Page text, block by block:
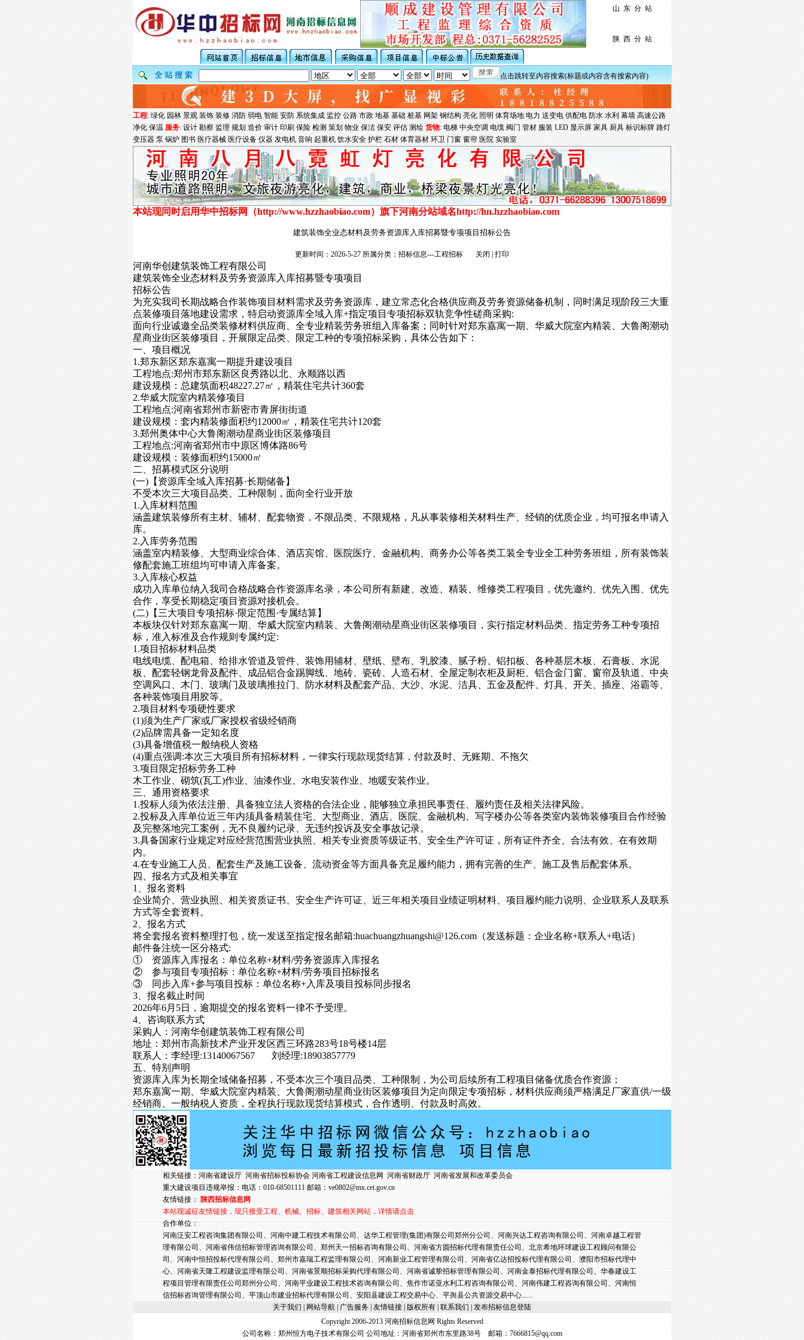
山 东 分 站
陕 西 分 站
点击跳转至内容搜索(标题或内容含有搜索内容)
工程:绿化 园林 景观 装饰 装修 消防 弱电 智能 安防 系统集成 监控 公路 市政 地基 基础 桩基 网架 钢结构 亮化 照明 体育场地 电力 送变电 供配电 防水 水利 幕墙 高速公路
净化 保温 服务:设计 勘察 监理 规划 造价 审计 印刷 保险 检测 策划 物业 保洁 保安 评估 测绘 货物:电梯 中央空调 电缆 阀门 管材 服装 LED 显示屏 家具 厨具 标识标牌 路灯
变压器 泵 锅炉 图书 医疗器械 医疗设备 仪器 发电机 音响 起重机 饮水安全 护栏 石材 体育器材 环卫 门窗 窗帘 医院 实验室
本站现同时启用华中招标网（http://www.hzzhaobiao.com）旗下河南分站域名http://hn.hzzhaobiao.com
建筑装饰全业态材料及劳务资源库入库招募暨专项项目招标公告
更新时间：2026-5-27 所属分类：招标信息---工程招标 关闭 打印
河南华创建筑装饰工程有限公司
建筑装饰全业态材料及劳务资源库入库招募暨专项项目
招标公告
为充实我司长期战略合作装饰项目材料需求及劳务资源库，建立常态化合格供应商及劳务资源储备机制，同时满足现阶段三大重
点装修项目落地建设需求，特启动资源库全域入库+指定项目专项招标双轨竞争性磋商采购:
面向行业诚邀全品类装修材料供应商、全专业精装劳务班组入库备案；同时针对郑东嘉寓一期、华威大院室内精装、大鲁阁潮动
星商业街区装修项目，开展限定品类、限定工种的专项招标采购，具体公告如下：
一、项目概况
1.郑东新区郑东嘉寓一期提升建设项目
工程地点:郑州市郑东新区良秀路以北、永顺路以西
建设规模：总建筑面积48227.27㎡，精装住宅共计360套
2.华威大院室内精装修项目
工程地点:河南省郑州市新密市青屏街街道
建设规模：套内精装修面积约12000㎡，精装住宅共计120套
3.郑州奥体中心大鲁阁潮动星商业街区装修项目
工程地点:河南省郑州市中原区博体路86号
建设规模：装修面积约15000㎡
二、招募模式区分说明
(一)【资源库全域入库招募·长期储备】
不受本次三大项目品类、工种限制，面向全行业开放
1.入库材料范围
涵盖建筑装修所有主材、辅材、配套物资，不限品类、不限规格，凡从事装修相关材料生产、经销的优质企业，均可报名申请入
库。
2.入库劳务范围
涵盖室内精装修、大型商业综合体、酒店宾馆、医院医疗、金融机构、商务办公等各类工装全专业全工种劳务班组，所有装饰装
修配套施工班组均可申请入库备案。
3.入库核心权益
成功入库单位纳入我司合格战略合作资源库名录，本公司所有新建、改造、精装、维修类工程项目，优先邀约、优先入围、优先
合作，享受长期稳定项目资源对接机会。
(二)【三大项目专项招标·限定范围·专属结算】
本板块仅针对郑东嘉寓一期、华威大院室内精装、大鲁阁潮动星商业街区装修项目，实行指定材料品类、指定劳务工种专项招
标，准入标准及合作规则专属约定:
1.项目招标材料品类
电线电缆、配电箱、给排水管道及管件、装饰用辅材、壁纸、壁布、乳胶漆、腻子粉、铝扣板、各种基层木板、石膏板、水泥
板、配套轻钢龙骨及配件、成品铝合金踢脚线、地砖、瓷砖、人造石材、全屋定制衣柜及厨柜、铝合金门窗、窗帘及轨道、中央
空调风口、木门、玻璃门及玻璃推拉门、防水材料及配套产品、大沙、水泥、洁具、五金及配件、灯具、开关、插座、浴霸等、
各种装饰项目用胶等。
2.项目材料专项硬性要求
(1)须为生产厂家或厂家授权省级经销商
(2)品牌需具备一定知名度
(3)具备增值税一般纳税人资格
(4)重点强调:本次三大项目所有招标材料，一律实行现款现货结算，付款及时、无账期、不拖欠
3.项目限定招标劳务工种
木工作业、砌筑(瓦工)作业、油漆作业、水电安装作业、地暖安装作业。
三、通用资格要求
1.投标人须为依法注册、具备独立法人资格的合法企业，能够独立承担民事责任、履约责任及相关法律风险。
2.投标及入库单位近三年内须具备精装住宅、大型商业、酒店、医院、金融机构、写字楼办公等各类室内装饰装修项目合作经验
及完整落地完工案例，无不良履约记录、无违约投诉及安全事故记录。
3.具备国家行业规定对应经营范围营业执照、相关专业资质等级证书、安全生产许可证，所有证件齐全、合法有效、在有效期
内。
4.在专业施工人员、配套生产及施工设备、流动资金等方面具备充足履约能力，拥有完善的生产、施工及售后配套体系。
四、报名方式及相关事宜
1、报名资料
企业简介、营业执照、相关资质证书、安全生产许可证、近三年相关项目业绩证明材料、项目履约能力说明、企业联系人及联系
方式等全套资料。
2、报名方式
将全套报名资料整理打包，统一发送至指定报名邮箱:huachuangzhuangshi@126.com（发送标题：企业名称+联系人+电话）
邮件备注统一区分格式:
① 资源库入库报名：单位名称+材料/劳务资源库入库报名
② 参与项目专项招标：单位名称+材料/劳务项目招标报名
③ 同步入库+参与项目投标：单位名称+入库及项目投标同步报名
3、报名截止时间
2026年6月5日，逾期提交的报名资料一律不予受理。
4、咨询联系方式
采购人：河南华创建筑装饰工程有限公司
地址：郑州市高新技术产业开发区西三环路283号18号楼14层
联系人：李经理:13140067567 刘经理:18903857779
五、特别声明
资源库入库为长期全域储备招募，不受本次三个项目品类、工种限制，为公司后续所有工程项目储备优质合作资源；
郑东嘉寓一期、华威大院室内精装、大鲁阁潮动星商业街区装修项目为定向限定专项招标，材料供应商须严格满足厂家直供/一级
经销商、一般纳税人资质，全程执行现款现货结算模式，合作透明、付款及时高效。
相关链接： 河南省建设厅 河南省招标投标协会 河南省工程建设信息网 河南省财政厅 河南省发展和改革委员会
重大建设项目违规举报：电话：010-68501111 邮箱： ve0802@mx.cei.gov.cn
友情链接：
陕西招标信息网
本站现诚征友情链接，现只接受工程、机械、招标、建筑相关网站，详情请点击
合作单位：
河南泛安工程咨询集团有限公司、河南中建工程技术有限公司、达华工程管理(集团)有限公司郑州分公司、河南兴达工程咨询有限公司、河南卓越工程管
理有限公司、河南省伟信招标管理咨询有限公司、郑州天一招标咨询有限公司、河南省方圆招标代理有限责任公司、北京希地环球建设工程顾问有限公
司、河南中恒招投标代理有限公司、郑州市嘉瑞工程监理有限公司、河南新业工程管理有限公司、河南省亿达招投标代理有限公司、濮阳市招标代理中
心、河南省天隆工程建设监理有限公司、河南省景顺招标采购代理有限公司、河南省诚挚招标管理有限公司、河南金泰招标代理有限公司、华春建设工
程项目管理有限责任公司郑州分公司、河南平业建设工程技术咨询有限公司、焦作市诺亚水利工程咨询有限公司、河南伟建工程咨询有限公司、河南恒
信招标咨询管理有限公司、平顶山市建业招标代理有限公司、安阳县建设工程交易中心、平舆县公共资源交易中心......
关于我们 | 网站导航 | 广告服务 | 友情链接 | 版权所有 | 联系我们
发布招标信息登陆
Copyright 2006-2013 河南招标信息网 Rights Reserved
公司名称：郑州恒方电子技术有限公司 公司地址：河南省郑州市东里路38号 邮箱： 7666815@qq.com